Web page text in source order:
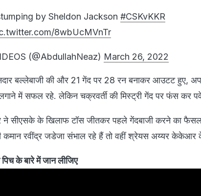
by Sheldon Jackson #CSKvKKR
8wbUcMVnTr
(@AbdullahNeaz) March 26, 2022
बल्लेबाजी की और 21 गेंद पर 28 रन बनाकर आउटट हुए,
में सफल रहे. लेकिन चक्रवर्ती की मिस्ट्री गेंद पर फंस कर
के खिलाफ टॉस जीतकर पहले गेंदबाजी करने का फैसला
कमान रवींद्र जडेजा संभाल रहे हैं तो वहीं श्रेयस अय्यर केकेआर
के बारे में जान लीजिए